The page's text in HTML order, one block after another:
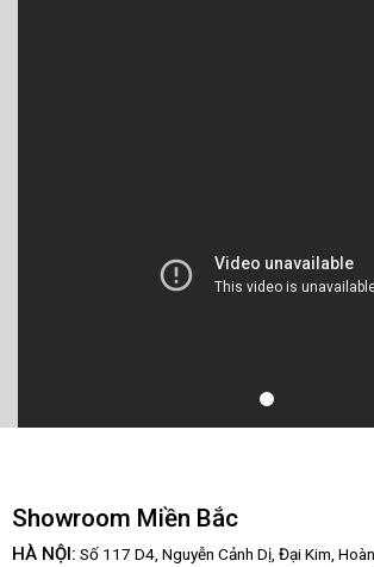
Showroom Miền Bắc
HÀ NỘI: Số 117 D4, Nguyễn Cảnh Dị, Đại Kim,